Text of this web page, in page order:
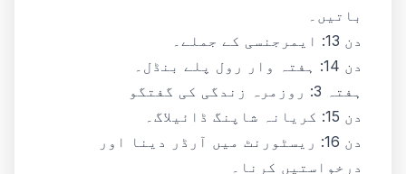
باتیں۔
دن 13: ایمرجنسی کے جملے۔
دن 14: ہفتہ وار رول پلے بنڈل۔
ہفتہ 3: روزمرہ زندگی کی گفتگو
دن 15: کریانہ شاپنگ ڈائیلاگ۔
دن 16: ریسٹورنٹ میں آرڈر دینا اور
درخواستیں کرنا۔